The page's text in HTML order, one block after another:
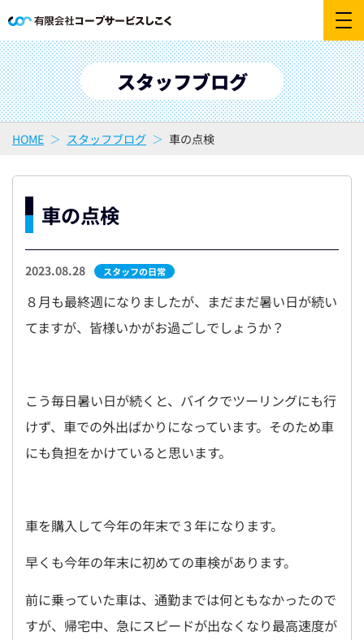
スタッフブログ
HOME スタッフブログ 車の点検
車の点検
2023.08.28 スタッフの日常
８月も最終週になりましたが、まだまだ暑い日が続い
てますが、皆様いかがお過ごしでしょうか？
こう毎日暑い日が続くと、バイクでツーリングにも行
けず、車での外出ばかりになっています。そのため車
にも負担をかけていると思います。
車を購入して今年の年末で３年になります。
早くも今年の年末に初めての車検があります。
前に乗っていた車は、通勤までは何ともなかったので
すが、帰宅中、急にスピードが出なくなり最高速度が